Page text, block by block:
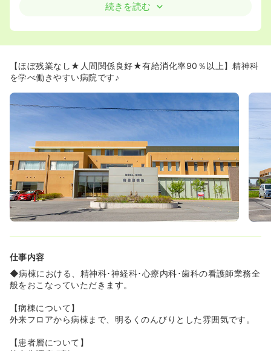
◆勤務時間が短く、残業もほぼありませんのでワークライ
という働き方も可能ですのでまずは看護roo!までご相談く
ださいませ♪
しています。（それによって休みの融通もききやすくなっ
ています。）
◆数日間の連休をとって海外旅行や帰省をされる方もいら
っしゃいます。病棟で前もって相談していただければ取得
可能ですので、ご安心ください♪
◆看護部長をはじめとして男性職員も多く、人間関係が良
いのが特徴です。看護roo!からのご入職実績も多数あり、
「優しい先輩が多い」「相談しやすい環境で働きやすい」
というお声を多くいただいております♪
≪ママさんナースも活躍中♪≫
◆産休・育休を取得して復帰される看護師さんも多くいら
っしゃいます。年に1～2人は産休に入られるそうです。
生日を迎える年の3月いっぱいまで、保育補助（保育料の
半額 ※上限月3万円）もあり、働くママさんにとって嬉し
い環境です。
続きを読む
【ほぼ残業なし★人間関係良好★有給消化率90％以上】精神科
を学べ働きやすい病院です♪
仕事内容
◆病棟における、精神科･神経科･心療内科･歯科の看護師業務全
般をおこなっていただきます。
【病棟について】
外来フロアから病棟まで、明るくのんびりとした雰囲気です。
【患者層について】